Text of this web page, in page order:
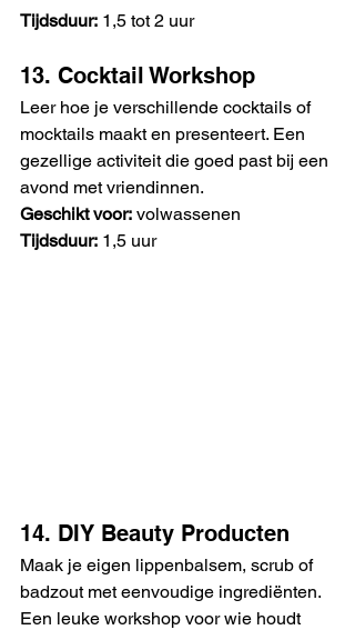
Tijdsduur: 1,5 tot 2 uur
13. Cocktail Workshop
Leer hoe je verschillende cocktails of
mocktails maakt en presenteert. Een
gezellige activiteit die goed past bij een
avond met vriendinnen.
Geschikt voor: volwassenen
Tijdsduur: 1,5 uur
14. DIY Beauty Producten
Maak je eigen lippenbalsem, scrub of
badzout met eenvoudige ingrediënten.
Een leuke workshop voor wie houdt